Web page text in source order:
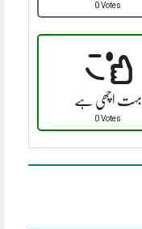
0 Votes
بہت اچھی ہے
0 Votes